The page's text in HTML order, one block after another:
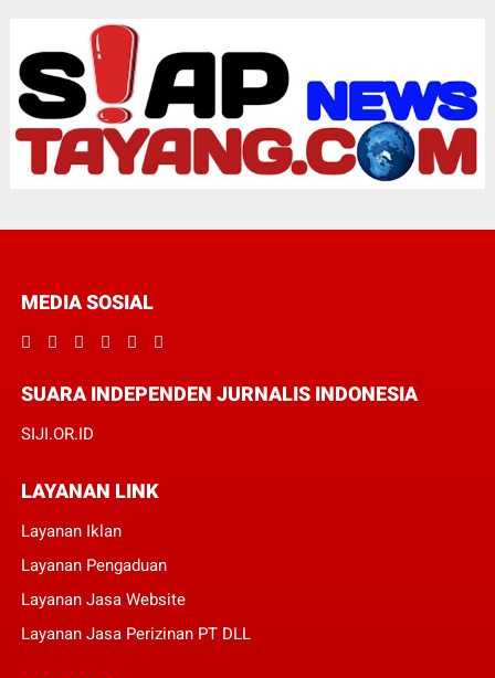
MEDIA SOSIAL
SUARA INDEPENDEN JURNALIS INDONESIA
SIJI.OR.ID
LAYANAN LINK
Layanan Iklan
Layanan Pengaduan
Layanan Jasa Website
Layanan Jasa Perizinan PT DLL